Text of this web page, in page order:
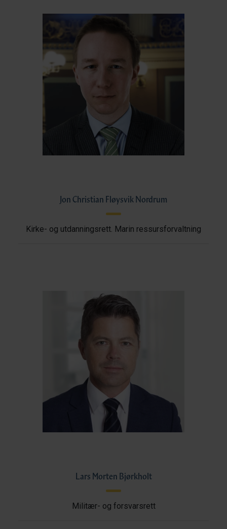
Jon Christian Fløysvik Nordrum
Kirke- og utdanningsrett. Marin ressursforvaltning
Lars Morten Bjørkholt
Militær- og forsvarsrett